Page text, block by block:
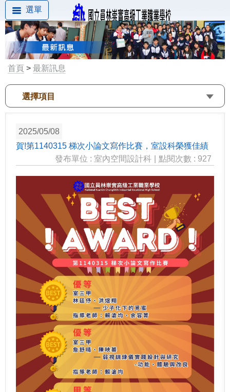
選單
首頁 > 最新訊息
選擇項目
2025/05/08
賀!第1140315 梯次小論文寫作比賽，室設科榮獲佳績
發布單位 : 室內空間設計科
點閱次數 : 927